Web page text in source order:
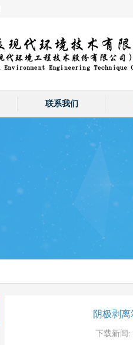
联系我们
阴极剥
下载新闻: